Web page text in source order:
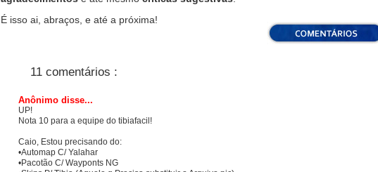
É isso ai, abraços, e até a próxima!
11 comentários :
Anônimo disse...
UP!
Nota 10 para a equipe do tibiafacil!
Caio, Estou precisando do:
•Automap C/ Yalahar
•Pacotão C/ Wayponts NG